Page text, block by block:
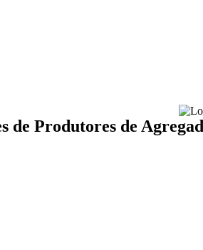
de Produtores de